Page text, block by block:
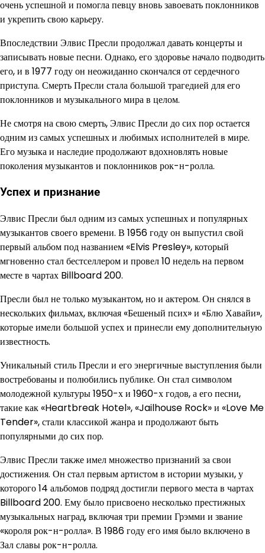
очень успешной и помогла певцу вновь завоевать поклонников
и укрепить свою карьеру.
Впоследствии Элвис Пресли продолжал давать концерты и
записывать новые песни. Однако, его здоровье начало подводить
его, и в 1977 году он неожиданно скончался от сердечного
приступа. Смерть Пресли стала большой трагедией для его
поклонников и музыкального мира в целом.
Не смотря на свою смерть, Элвис Пресли до сих пор остается
одним из самых успешных и любимых исполнителей в мире.
Его музыка и наследие продолжают вдохновлять новые
поколения музыкантов и поклонников рок-н-ролла.
Успех и признание
Элвис Пресли был одним из самых успешных и популярных
музыкантов своего времени. В 1956 году он выпустил свой
первый альбом под названием «Elvis Presley», который
мгновенно стал бестселлером и провел 10 недель на первом
месте в чартах Billboard 200.
Пресли был не только музыкантом, но и актером. Он снялся в
нескольких фильмах, включая «Бешеный псих» и «Блю Хавайи»,
которые имели большой успех и принесли ему дополнительную
известность.
Уникальный стиль Пресли и его энергичные выступления были
востребованы и полюбились публике. Он стал символом
молодежной культуры 1950-х и 1960-х годов, а его песни,
такие как «Heartbreak Hotel», «Jailhouse Rock» и «Love Me
Tender», стали классикой жанра и продолжают быть
популярными до сих пор.
Элвис Пресли также имел множество признаний за свои
достижения. Он стал первым артистом в истории музыки, у
которого 14 альбомов подряд достигли первого места в чартах
Billboard 200. Ему было присвоено несколько престижных
музыкальных наград, включая три премии Грэмми и звание
«короля рок-н-ролла». В 1986 году его имя было включено в
Зал славы рок-н-ролла.